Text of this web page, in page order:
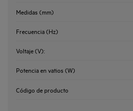
Medidas (mm)
Frecuencia (Hz)
Voltaje (V):
Potencia en vatios (W)
Código de producto